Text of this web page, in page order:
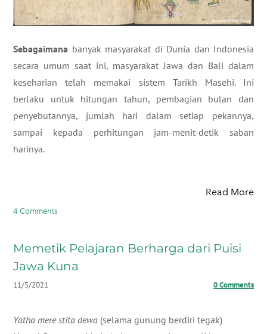
​Sebagaimana banyak masyarakat di Dunia dan Indonesia
secara umum saat ini, masyarakat Jawa dan Bali dalam
keseharian telah memakai sistem Tarikh Masehi. Ini
berlaku untuk hitungan tahun, pembagian bulan dan
penyebutannya, jumlah hari dalam setiap pekannya,
sampai kepada perhitungan jam-menit-detik saban
harinya.
Read More
4 Comments
Memetik Pelajaran Berharga dari Puisi
Jawa Kuna
11/5/2021 0 Comments
Yatha mere stita dewa (selama gunung berdiri tegak)